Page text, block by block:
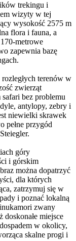
trekingu i
wizyty w tej
wysokość 2575 m
flora i fauna, a
metrowe
zapewnia bazę
terenów w
zwierząt
bez problemu
antylopy, zebry i
niewielki skrawek
pełne przygód
góry
i górskim
można dopatrzyć
dla których
zatrzymuj się w
i poznać lokalną
zwany
doskonałe miejsce
w okolicy,
skalne progi i